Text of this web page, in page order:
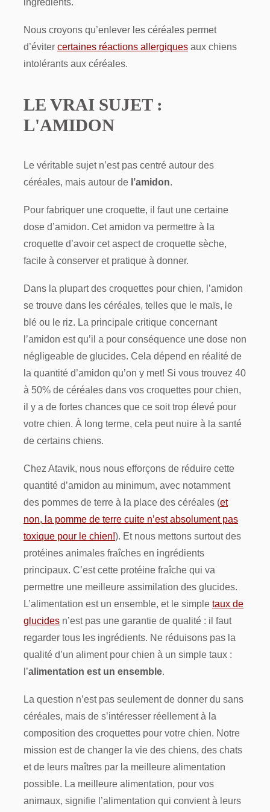
ingrédients.
Nous croyons qu’enlever les céréales permet
d’éviter certaines réactions allergiques aux chiens
intolérants aux céréales.
LE VRAI SUJET :
L'AMIDON
Le véritable sujet n’est pas centré autour des
céréales, mais autour de l’amidon.
Pour fabriquer une croquette, il faut une certaine
dose d’amidon. Cet amidon va permettre à la
croquette d’avoir cet aspect de croquette sèche,
facile à conserver et pratique à donner.
Dans la plupart des croquettes pour chien, l’amidon
se trouve dans les céréales, telles que le maïs, le
blé ou le riz. La principale critique concernant
l’amidon est qu’il a pour conséquence une dose non
négligeable de glucides. Cela dépend en réalité de
la quantité d’amidon qu’on y met! Si vous trouvez 40
à 50% de céréales dans vos croquettes pour chien,
il y a de fortes chances que ce soit trop élevé pour
votre chien. À long terme, cela peut nuire à la santé
de certains chiens.
Chez Atavik, nous nous efforçons de réduire cette
quantité d’amidon au minimum, avec notamment
des pommes de terre à la place des céréales (et
non, la pomme de terre cuite n’est absolument pas
toxique pour le chien!). Et nous mettons surtout des
protéines animales fraîches en ingrédients
principaux. C’est cette protéine fraîche qui va
permettre une meilleure assimilation des glucides.
L’alimentation est un ensemble, et le simple taux de
glucides n’est pas une garantie de qualité : il faut
regarder tous les ingrédients. Ne réduisons pas la
qualité d’un aliment pour chien à un simple taux :
l’alimentation est un ensemble.
La question n’est pas seulement de donner du sans
céréales, mais de s’intéresser réellement à la
composition des croquettes pour votre chien. Notre
mission est de changer la vie des chiens, des chats
et de leurs maîtres par la meilleure alimentation
possible. La meilleure alimentation, pour vos
animaux, signifie l’alimentation qui convient à leurs